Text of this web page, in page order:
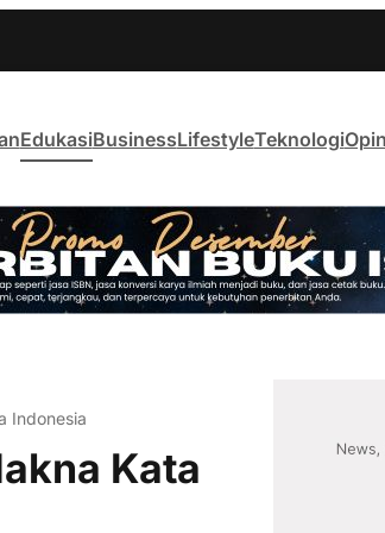
EdukasiBusinessLifestyleTeknologi
Indonesia
Kata